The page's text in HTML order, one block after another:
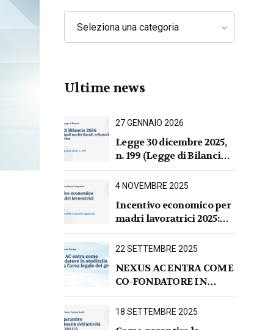
Seleziona una categoria
Ultime news
27 GENNAIO 2026
Legge 30 dicembre 2025,
n. 199 (Legge di Bilancio
2026).Sintesi commentata
delle principali novità
contributive e per le
imprese
4 NOVEMBRE 2025
Incentivo economico per
madri lavoratrici 2025:
nuove regole INPS e
requisiti aggiornati
22 SETTEMBRE 2025
NEXUS AC ENTRA COME
CO-FONDATORE IN
STUDITALIA E AVVIA
L’AREA LEGALE DEL
18 SETTEMBRE 2025